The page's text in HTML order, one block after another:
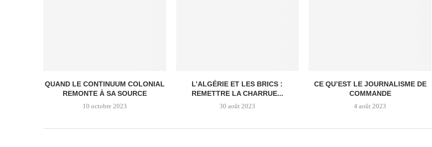
QUAND LE CONTINUUM COLONIAL
REMONTE À SA SOURCE
10 octobre 2023
L’ALGÉRIE ET LES BRICS :
REMETTRE LA CHARRUE...
30 août 2023
CE QU’EST LE JOURNALISME DE
COMMANDE
4 août 2023